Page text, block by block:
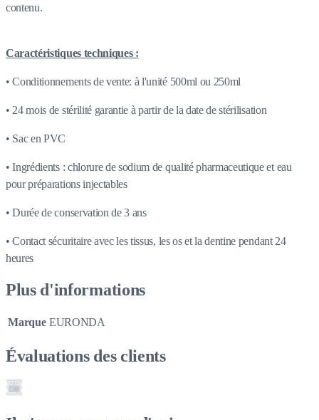
contenu.
Caractéristiques techniques :
• Conditionnements de vente: à l'unité 500ml ou 250ml
• 24 mois de stérilité garantie à partir de la date de stérilisation
• Sac en PVC
• Ingrédients : chlorure de sodium de qualité pharmaceutique et eau
pour préparations injectables
• Durée de conservation de 3 ans
• Contact sécuritaire avec les tissus, les os et la dentine pendant 24
heures
Plus d'informations
Marque EURONDA
Évaluations des clients